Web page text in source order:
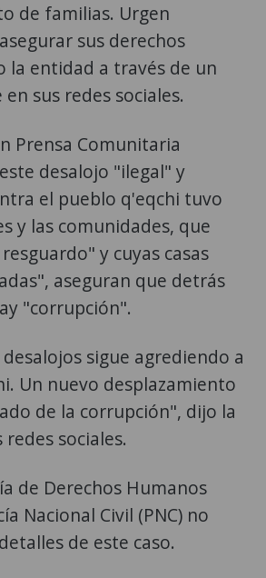
de familias. Urgen
sus derechos
la entidad a través de un
sus redes sociales.
Prensa Comunitaria
desalojo "ilegal" y
el pueblo q'eqchi tuvo
y las comunidades, que
y cuyas casas
aseguran que detrás
"corrupción".
sigue agrediendo a
Un nuevo desplazamiento
de la corrupción", dijo la
sociales.
de Derechos Humanos
Nacional Civil (PNC) no
de este caso.